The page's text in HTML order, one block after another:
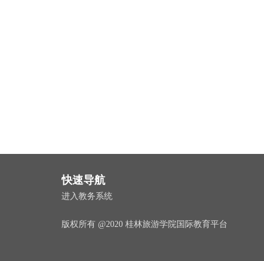
快速导航
进入教务系统
版权所有 @2020 桂林旅游学院国际教育平台